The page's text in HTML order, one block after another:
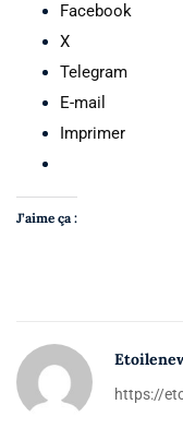
Facebook
X
Telegram
E-mail
Imprimer
J’aime ça :
https://